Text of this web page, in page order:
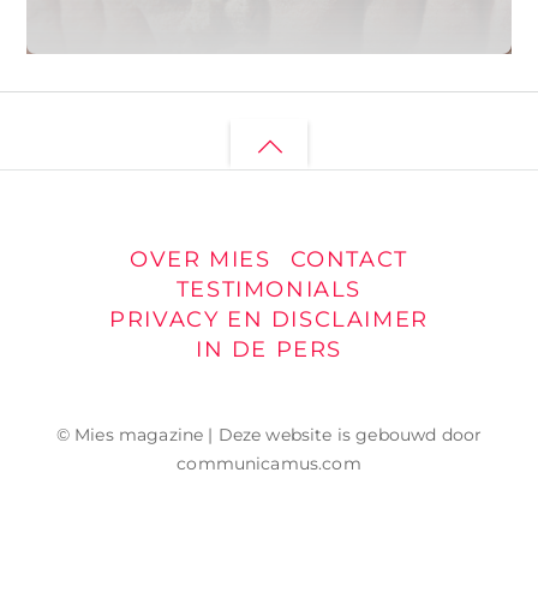
Back
OVER MIES
CONTACT
TESTIMONIALS
PRIVACY EN DISCLAIMER
IN DE PERS
© Mies magazine | Deze website is gebouwd door
communicamus.com